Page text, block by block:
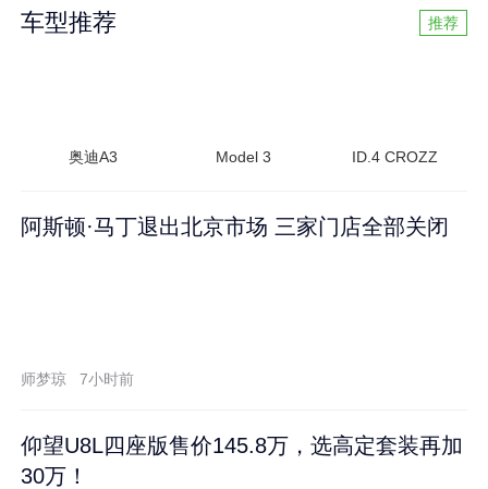
车型推荐 推荐
奥迪A3 Model 3 ID.4 CROZZ
阿斯顿·马丁退出北京市场 三家门店全部关闭
师梦琼 7小时前
仰望U8L四座版售价145.8万，选高定套装再加
30万！